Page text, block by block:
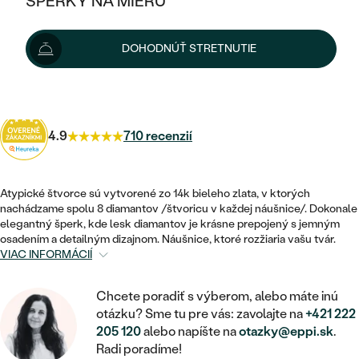
KOMBINOVANÉ ZLATO
PODĽA ŠTÝLU
BEZ KAMEŇA
VYKROJENÉ
VINTAGE
NETRADIČNÉ
TEPANÉ
POSTRANNÉ DRAHOKAMY
HALO
VINTAGE
OBRÚČOK
NETRADIČNÉ
ZOSTAVTE SI PRSTEŇ
ZAČAŤ S PRSTEŇOM
VÝPREDAJ
ŠPERKY ČO POMÁHAJÚ
PODĽA TYPU
NÁUŠNICE
PRSTENE
PRÍVESKY
SETY
PÁNSKE ŠPERKY
PLATINOVÉ
NAPICHOVACIE
MINIMALISTICKÉ
VISIACE
SOLITÉR
V TVARE SRDCA
ZLATÉ
STRIEBORNÉ
PODĽA ŠTÝLU
SOLITÉR
NARODENIE DIEŤAŤA
SO ZNAMENÍM ZVEROKRUHU
MINIMALISTICKÉ
VÝPREDAJ
ZLATÉ
STRIEBORNÉ
PLATINOVÉ
PODĽA ŠTÝLU
MINIMALISTICKÉ
DOHODNÚŤ STRETNUTIE
329 €s kódomSUN10 .
4.9 710 recenzií
Atypické štvorce sú vytvorené zo 14k bieleho zlata, v ktorých
nachádzame spolu 8 diamantov /štvoricu v každej náušnice/. Dokonale
elegantný šperk, kde lesk diamantov je krásne prepojený s jemným
osadením a detailným dizajnom. Náušnice, ktoré rozžiaria vašu tvár.
VIAC INFORMÁCIÍ
Chcete poradiť s výberom, alebo máte inú
otázku? Sme tu pre vás: zavolajte na+421 222
205 120alebo napíšte naotazky@eppi.sk.
Radi poradíme!